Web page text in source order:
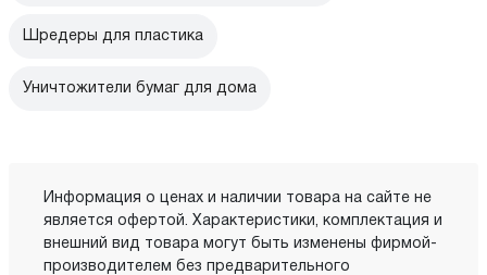
Шредеры для пластика
Уничтожители бумаг для дома
Информация о ценах и наличии товара на сайте не
является офертой. Характеристики, комплектация и
внешний вид товара могут быть изменены фирмой-
производителем без предварительного